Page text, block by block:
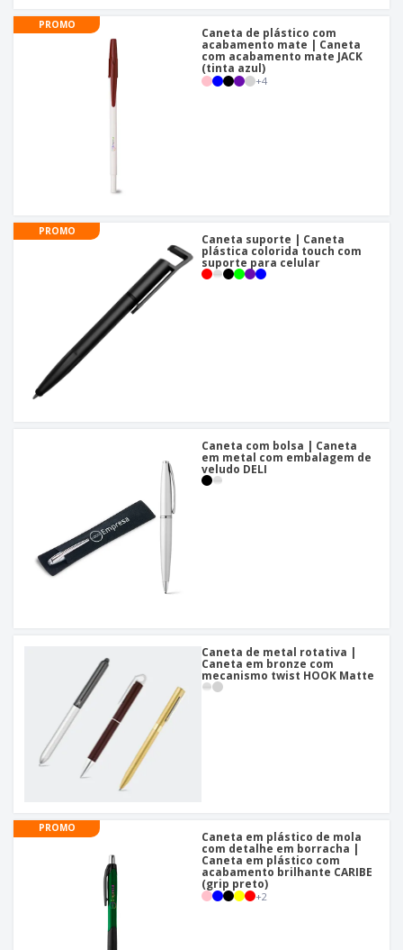
PROMO
Caneta de plástico com
acabamento mate | Caneta
com acabamento mate JACK
(tinta azul)
+4
PROMO
Caneta suporte | Caneta
plástica colorida touch com
suporte para celular
Caneta com bolsa | Caneta
em metal com embalagem de
veludo DELI
Caneta de metal rotativa |
Caneta em bronze com
mecanismo twist HOOK Matte
PROMO
Caneta em plástico de mola
com detalhe em borracha |
Caneta em plástico com
acabamento brilhante CARIBE
(grip preto)
+2